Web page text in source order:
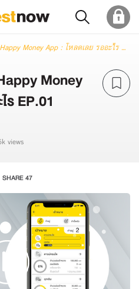
Money App : โหลดเลย รออะไร EP.01
Money
ร EP.01
views
SHARE47